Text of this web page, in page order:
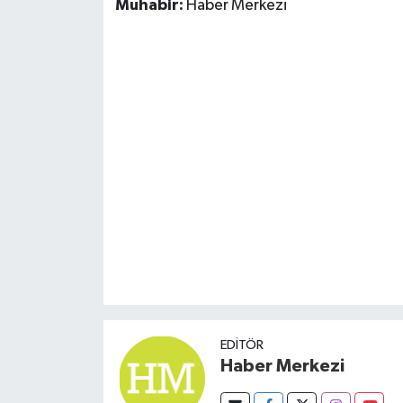
Muhabir: Haber Merkezi
EDITÖR
Haber Merkezi